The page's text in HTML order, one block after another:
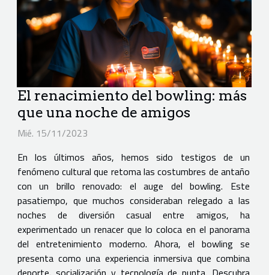
El renacimiento del bowling: más
que una noche de amigos
Mié. 15/11/2023
En los últimos años, hemos sido testigos de un
fenómeno cultural que retoma las costumbres de antaño
con un brillo renovado: el auge del bowling. Este
pasatiempo, que muchos consideraban relegado a las
noches de diversión casual entre amigos, ha
experimentado un renacer que lo coloca en el panorama
del entretenimiento moderno. Ahora, el bowling se
presenta como una experiencia inmersiva que combina